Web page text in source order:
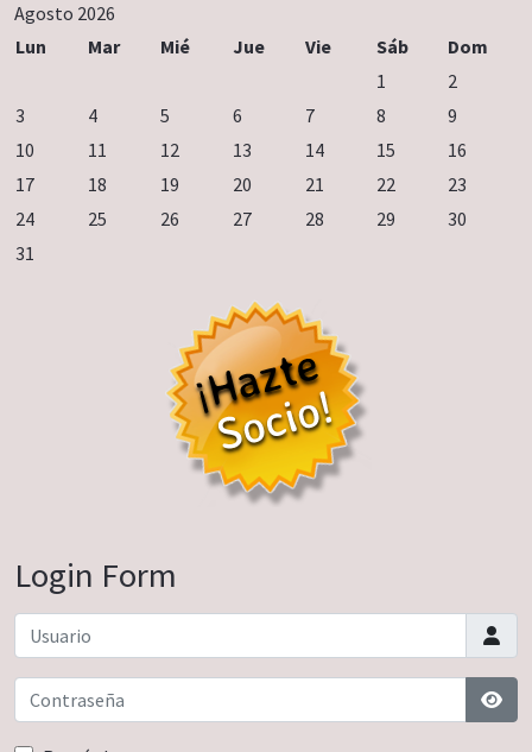
Agosto 2026
Lun
Mar Mié Jue Vie Sáb
Dom
1
2
3
4 5 6 7 8
9
10
11 12 13 14 15
16
17
18 19 20 21 22
23
24
25 26 27 28 29
30
31
Login Form
Usuario
Contraseña